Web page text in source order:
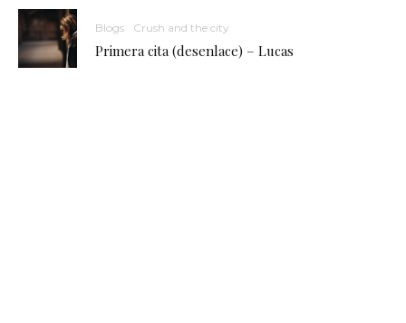
Blogs Crush and the city
Primera cita (desenlace) – Lucas